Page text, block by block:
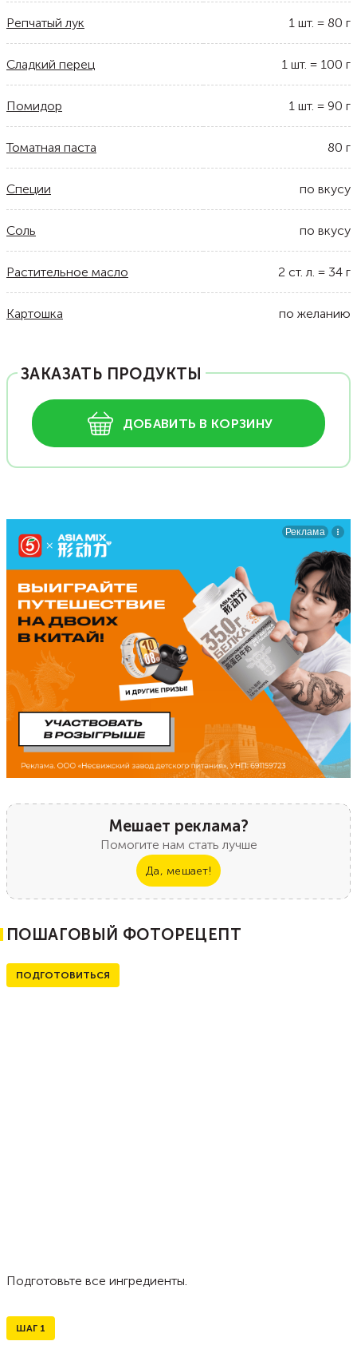
Репчатый лук 1 шт. = 80 г
Сладкий перец 1 шт. = 100 г
Помидор 1 шт. = 90 г
Томатная паста 80 г
Специи по вкусу
Соль по вкусу
Растительное масло 2 ст. л. = 34 г
Картошка по желанию
ЗАКАЗАТЬ ПРОДУКТЫ
ДОБАВИТЬ В КОРЗИНУ
Мешает реклама?
Помогите нам стать лучше
Да, мешает!
ПОШАГОВЫЙ ФОТОРЕЦЕПТ
ПОДГОТОВИТЬСЯ
Подготовьте все ингредиенты.
ШАГ 1